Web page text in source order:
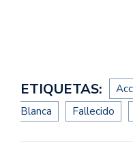
ETIQUETAS:
Blanca
Fallecido